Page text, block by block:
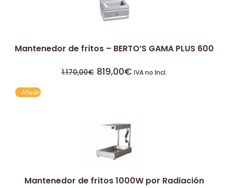
Mantenedor de fritos – BERTO’S GAMA PLUS 600
1.170,00€ 819,00€ IVA no Incl.
Añadir
Mantenedor de fritos 1000W por Radiación